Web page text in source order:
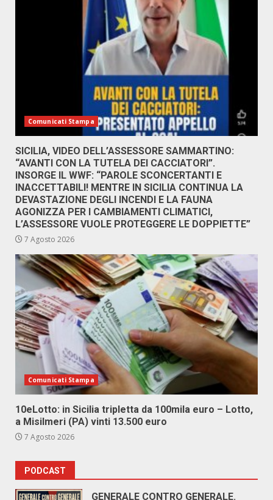
Comunicati Stampa
SICILIA, VIDEO DELL’ASSESSORE SAMMARTINO:
“AVANTI CON LA TUTELA DEI CACCIATORI”.
INSORGE IL WWF: “PAROLE SCONCERTANTI E
INACCETTABILI! MENTRE IN SICILIA CONTINUA LA
DEVASTAZIONE DEGLI INCENDI E LA FAUNA
AGONIZZA PER I CAMBIAMENTI CLIMATICI,
L’ASSESSORE VUOLE PROTEGGERE LE DOPPIETTE”
7 Agosto 2026
Comunicati Stampa
10eLotto: in Sicilia tripletta da 100mila euro – Lotto,
a Misilmeri (PA) vinti 13.500 euro
7 Agosto 2026
PODCAST
GENERALE CONTRO GENERALE.